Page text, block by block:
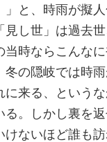
」と、時雨が擬
見し世」は過去
当時ならこんな
冬の隠岐では時
に来る、という
る。しかし裏を
けないほど誰も